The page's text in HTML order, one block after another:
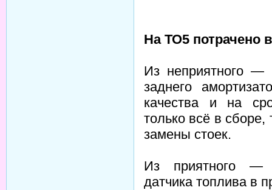
На ТО5 потрачено
Из неприятного —
заднего
качества и на
только всё в сборе,
замены стоек.
Из приятного —
датчика топлива в